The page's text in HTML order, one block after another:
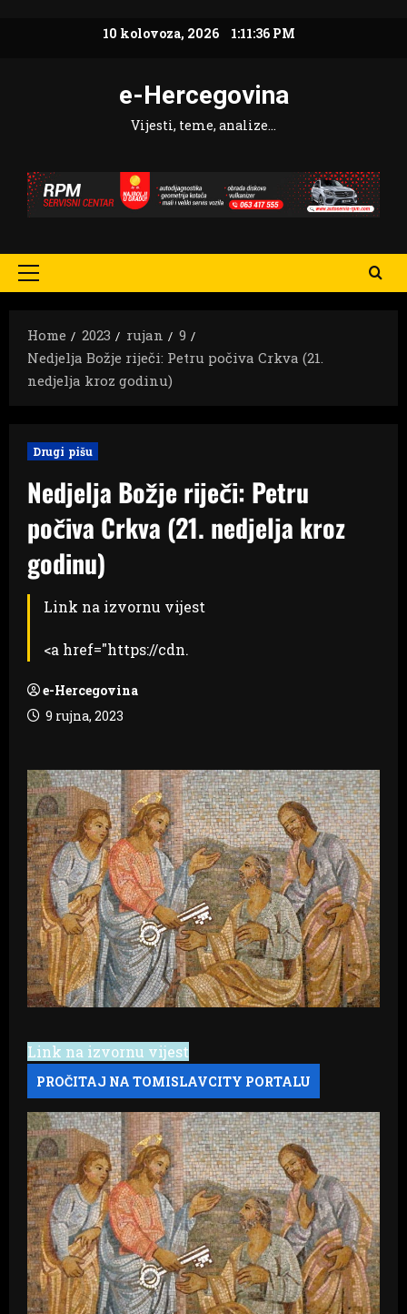
10 kolovoza, 2026 1:11:37 PM
e-Hercegovina
Vijesti, teme, analize…
Primary
Home
2023 rujan
9
Nedjelja Božje riječi: Petru počiva Crkva (21.
nedjelja kroz godinu)
Drugi pišu
Nedjelja Božje riječi: Petru
počiva Crkva (21. nedjelja kroz
godinu)
Link na izvornu vijest
<a href="https://cdn.
e-Hercegovina
9 rujna, 2023
Link na izvornu vijest